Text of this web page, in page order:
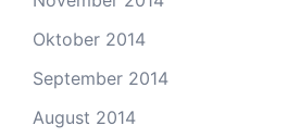
Oktober 2014
September 2014
August 2014